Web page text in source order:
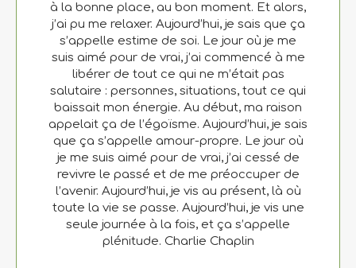
à la bonne place, au bon moment. Et alors,
j’ai pu me relaxer. Aujourd’hui, je sais que ça
s’appelle estime de soi. Le jour où je me
suis aimé pour de vrai, j’ai commencé à me
libérer de tout ce qui ne m’était pas
salutaire : personnes, situations, tout ce qui
baissait mon énergie. Au début, ma raison
appelait ça de l’égoïsme. Aujourd’hui, je sais
que ça s’appelle amour-propre. Le jour où
je me suis aimé pour de vrai, j’ai cessé de
revivre le passé et de me préoccuper de
l’avenir. Aujourd’hui, je vis au présent, là où
toute la vie se passe. Aujourd’hui, je vis une
seule journée à la fois, et ça s’appelle
plénitude. Charlie Chaplin